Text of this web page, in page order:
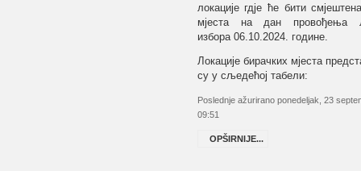
локације гдје ће бити
мјеста на дан провођења
избора 06.10.2024. године.
Локације бирачких мјеста
су у сљедећој табели:
Poslednje ažurirano ponedeljak, 23
09:51
OPŠIRNIJE...